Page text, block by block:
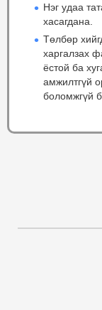
Нэг удаа
хасагдана.
Төлбөр
харгалзах
ёстой ба
амжилтгүй
боломжгүй